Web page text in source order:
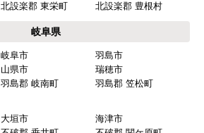
北設楽郡 東栄町 北設楽郡 豊根村
岐阜県
岐阜市
羽島市
山県市
瑞穂市
羽島郡 岐南町
羽島郡 笠松町
大垣市
海津市